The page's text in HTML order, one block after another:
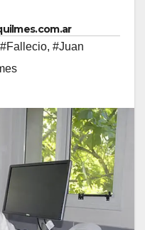
#Fallecio, #Juan